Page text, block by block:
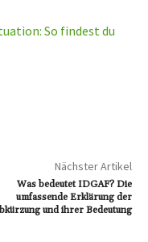
So findest du
Nächster Artikel
Was bedeutet IDGAF? Die
umfassende Erklärung der
und ihrer Bedeutung